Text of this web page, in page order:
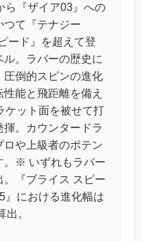
ら『ザイア03』への
つて『テナジー
ード』を超えて登
。ラバーの歴史に
圧倒的スピンの進化
能と飛距離を備え
ケット面を被せて打
。カウンタードラ
や上級者のポテン
。※ いずれもラバー
『ブライス スピー
』における進化幅は
。